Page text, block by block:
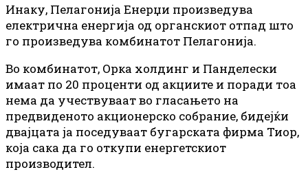
Инаку, Пелагонија Енерџи произведува
електрична енергија од органскиот отпад што
го произведува комбинатот Пелагонија.
Во комбинатот, Орка холдинг и Панделески
имаат по 20 проценти од акциите и поради тоа
нема да учествуваат во гласањето на
предвиденото акционерско собрание, бидејќи
двајцата ја поседуваат бугарската фирма Тиор,
која сака да го откупи енергетскиот
производител.